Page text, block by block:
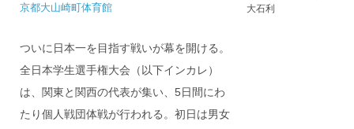
京都大山崎町体育館
ついに日本一を目指す戦いが幕を開ける。
全日本学生選手権大会（以下インカレ）
は、関東と関西の代表が集い、5日間にわ
たり個人戦団体戦が行われる。初日は男女
大石利